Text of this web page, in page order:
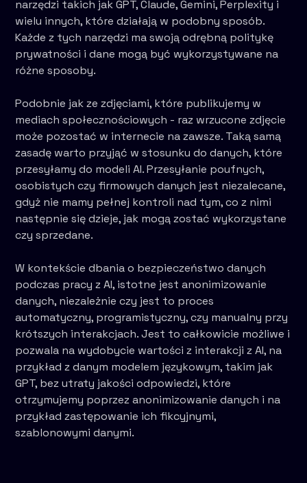
narzędzi takich jak GPT, Claude, Gemini, Perplexity i
wielu innych, które działają w podobny sposób.
Każde z tych narzędzi ma swoją odrębną politykę
prywatności i dane mogą być wykorzystywane na
różne sposoby.
Podobnie jak ze zdjęciami, które publikujemy w
mediach społecznościowych - raz wrzucone zdjęcie
może pozostać w internecie na zawsze. Taką samą
zasadę warto przyjąć w stosunku do danych, które
przesyłamy do modeli AI. Przesyłanie poufnych,
osobistych czy firmowych danych jest niezalecane,
gdyż nie mamy pełnej kontroli nad tym, co z nimi
następnie się dzieje, jak mogą zostać wykorzystane
czy sprzedane.
W kontekście dbania o bezpieczeństwo danych
podczas pracy z AI, istotne jest anonimizowanie
danych, niezależnie czy jest to proces
automatyczny, programistyczny, czy manualny przy
krótszych interakcjach. Jest to całkowicie możliwe i
pozwala na wydobycie wartości z interakcji z AI, na
przykład z danym modelem językowym, takim jak
GPT, bez utraty jakości odpowiedzi, które
otrzymujemy poprzez anonimizowanie danych i na
przykład zastępowanie ich fikcyjnymi,
szablonowymi danymi.